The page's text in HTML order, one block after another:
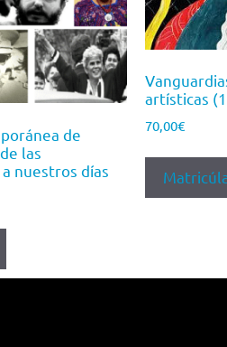
de
las
nuestros días
artísticas
70,00€